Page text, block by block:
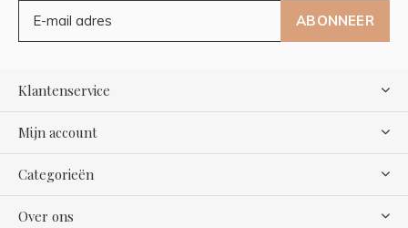
ABONNEER
Klantenservice
Mijn account
Categorieën
Over ons